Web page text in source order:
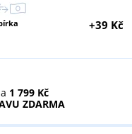
+39 Kč
1 799 Kč
ZDARMA